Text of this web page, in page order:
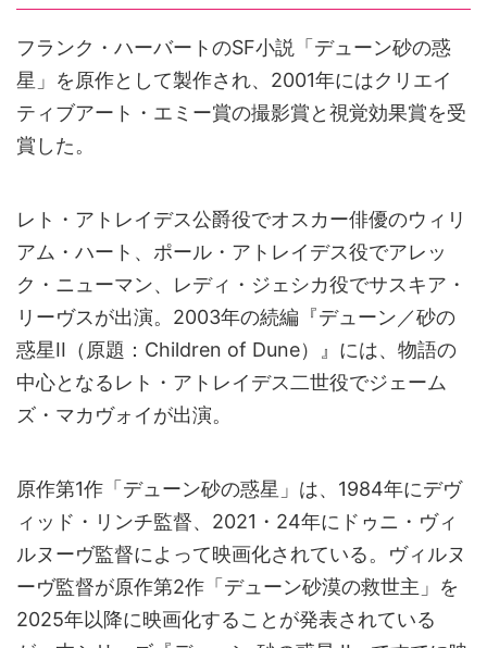
フランク・ハーバートのSF小説「デューン砂の惑
星」を原作として製作され、2001年にはクリエイ
ティブアート・エミー賞の撮影賞と視覚効果賞を受
賞した。
レト・アトレイデス公爵役でオスカー俳優のウィリ
アム・ハート、ポール・アトレイデス役でアレッ
ク・ニューマン、レディ・ジェシカ役でサスキア・
リーヴスが出演。2003年の続編『デューン／砂の
惑星II（原題：Children of Dune）』には、物語の
中心となるレト・アトレイデス二世役でジェーム
ズ・マカヴォイが出演。
原作第1作「デューン砂の惑星」は、1984年にデヴ
ィッド・リンチ監督、2021・24年にドゥニ・ヴィ
ルヌーヴ監督によって映画化されている。ヴィルヌ
ーヴ監督が原作第2作「デューン砂漠の救世主」を
2025年以降に映画化することが発表されている